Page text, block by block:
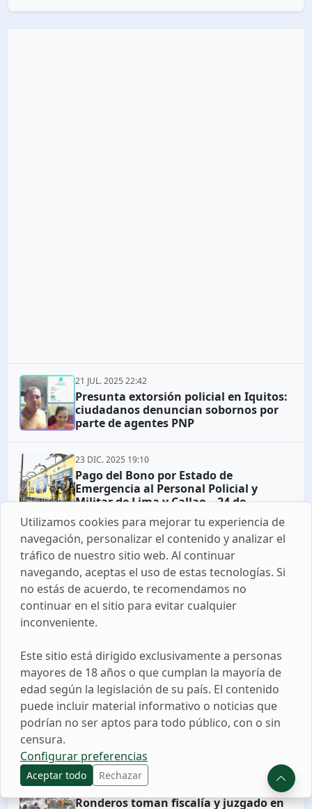
21 JUL. 2025 22:42
Presunta extorsión policial en Iquitos:
ciudadanos denuncian sobornos por
parte de agentes PNP
23 DIC. 2025 19:10
Pago del Bono por Estado de
Emergencia al Personal Policial y
Militar de Lima y Callao – 24 de
diciembre de 2025
02 FEB. 2026 09:54
Operativos policiales en Lima: Estado
de emergencia, detenciones y
desarticulación de bandas
Se fue! Congreso de la República Vota
Censura Contra el Presidente José Jerí
La Región Policial Áncash recibió 80
08 FEB. 2026 17:31
Ronderos toman fiscalía y juzgado en
Utilizamos cookies para mejorar tu experiencia de
navegación, personalizar el contenido y analizar el
tráfico de nuestro sitio web. Al continuar
navegando, aceptas el uso de estas tecnologías. Si
no estás de acuerdo, te recomendamos no
continuar en el sitio para evitar cualquier
inconveniente.
Este sitio está dirigido exclusivamente a personas
mayores de 18 años o que cumplan la mayoría de
edad según la legislación de su país. El contenido
puede incluir material informativo o noticias que
podrían no ser aptos para todo público, con o sin
censura.
Configurar preferencias
Aceptar todo Rechazar